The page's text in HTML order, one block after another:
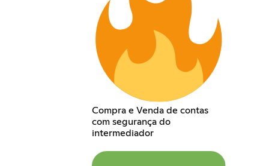
Compra e Venda de contas
com segurança do
intermediador